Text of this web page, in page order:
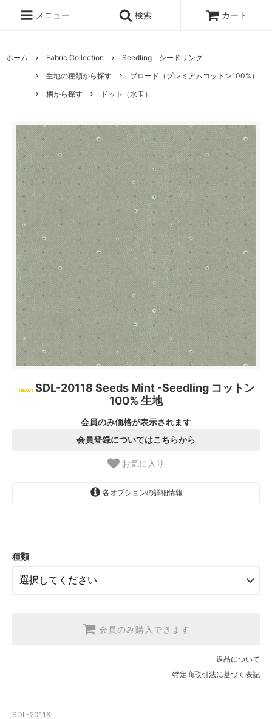
メニュー 検索 カート
ホーム Fabric Collection
Seedling シードリング
生地の種類から探す
ブロード（プレミアムコットン100%）
柄から探す
ドット（水玉）
SDL-20118 Seeds Mint -Seedling コットン
100% 生地
会員のみ価格が表示されます
会員登録についてはこちらから
お気に入り
各オプションの詳細情報
【2026/9/20〆10月発送予定分】
種類
会員のみ購入できます
返品について
特定商取引法に基づく表記
SDL-20118